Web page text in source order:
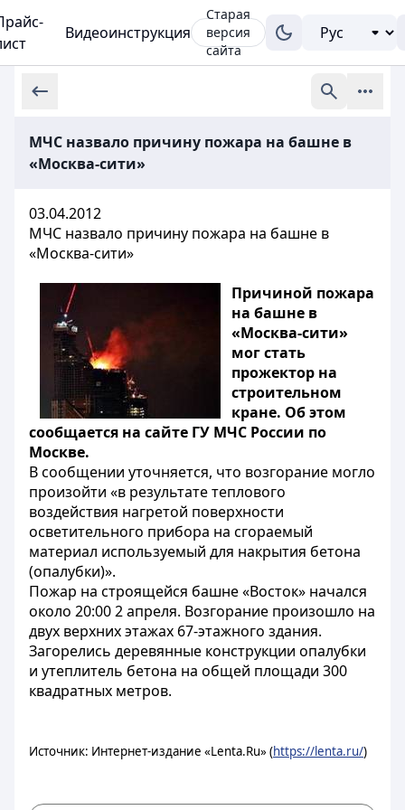
Видеоинструкция
Старая
версия
сайта
МЧС назвало причину пожара на башне в
«Москва-сити»
03.04.2012
МЧС назвало причину пожара на башне в
«Москва-сити»
Причиной пожара
на башне в
«Москва-сити»
мог стать
прожектор на
строительном
кране. Об этом
сообщается на сайте ГУ МЧС России по
Москве.
В сообщении уточняется, что возгорание могло
произойти «в результате теплового
воздействия нагретой поверхности
осветительного прибора на сгораемый
материал используемый для накрытия бетона
(опалубки)».
Пожар на строящейся башне «Восток» начался
около 20:00 2 апреля. Возгорание произошло на
двух верхних этажах 67-этажного здания.
Загорелись деревянные конструкции опалубки
и утеплитель бетона на общей площади 300
квадратных метров.
Источник: Интернет-издание «Lenta.Ru» (https://lenta.ru/)